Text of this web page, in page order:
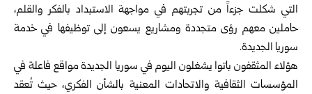
التي شكلت جزءاً من تجربتهم في مواجهة الاستبداد بالفكر والقلم،
حاملين معهم رؤى متجددة ومشاريع يسعون إلى توظيفها في خدمة
سوريا الجديدة.
هؤلاء المثقفون باتوا يشغلون اليوم في سوريا الجديدة مواقع فاعلة في
المؤسسات الثقافية والاتحادات المعنية بالشأن الفكري، حيث تُعقد